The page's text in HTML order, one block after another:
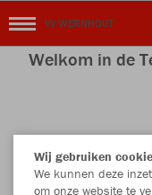
VV WERNHOUT
Welkom in de
Wij gebruiken
We kunnen deze
om onze website te